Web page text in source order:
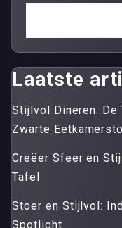
Laatste
Stijlvol Dineren: De
Zwarte
Creëer Sfeer en
Tafel
Stoer en Stijlvol:
Spotlight